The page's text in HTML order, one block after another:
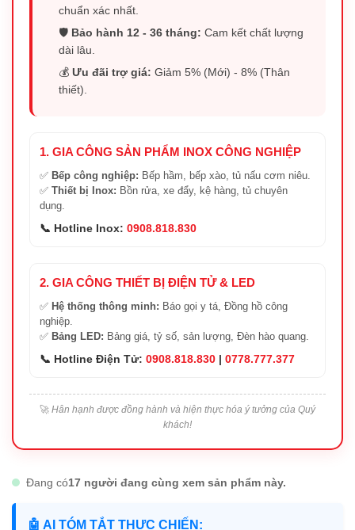
chuẩn xác nhất.
🛡️ Bảo hành 12 - 36 tháng: Cam kết chất lượng
dài lâu.
💰Ưu đãi trợ giá: Giảm 5% (Mới) - 8% (Thân
thiết).
1. GIA CÔNG SẢN PHẨM INOX CÔNG NGHIỆP
✅ Bếp công nghiệp: Bếp hầm, bếp xào, tủ nấu cơm niêu.
✅ Thiết bị Inox: Bồn rửa, xe đẩy, kệ hàng, tủ chuyên
dụng.
📞 Hotline Inox: 0908.818.830
2. GIA CÔNG THIẾT BỊ ĐIỆN TỬ & LED
✅ Hệ thống thông minh: Báo gọi y tá, Đồng hồ công
nghiệp.
✅ Bảng LED: Bảng giá, tỷ số, sản lượng, Đèn hào quang.
📞 Hotline Điện Tử: 0908.818.830 | 0778.777.377
🚀 Hân hạnh được đồng hành và hiện thực hóa ý tưởng của Quý
khách!
Đang có17 người đang cùng xem sản phẩm này.
🤖 AI TÓM TẮT THỰC CHIẾN: